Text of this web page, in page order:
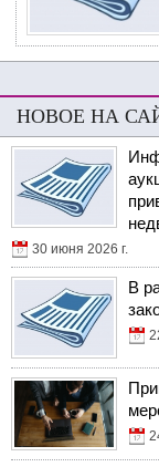
НОВОЕ НА
30 июня 2026 г.
В